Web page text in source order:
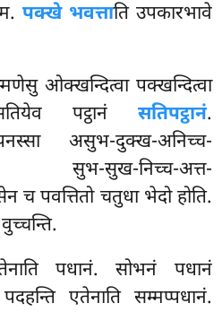
पक्खे भवत्ताति उपकारभावे
ओक्खन्दित्वा पक्खन्दित्वा
पट्ठानं सतिपट्ठानं.
असुभ-दुक्ख-अनिच्च-
सुभ-सुख-निच्च-अत्त-
च पवत्तितो चतुधा भेदो होति.
पधानं. सोभनं पधानं
एतेनाति सम्मप्पधानं.